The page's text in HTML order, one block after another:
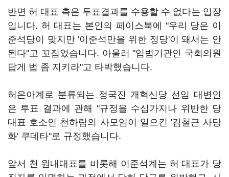
반면 허 대표 측은 투표결과를 수용할 수 없다는 입장
입니다. 허 대표는 본인의 페이스북에 "우리 당은 이
준석당이 맞지만 '이준석만을 위한 정당'이 돼서는 안
된다"고 꼬집었습니다. 아울러 "입법기관인 국회의원
답게 법 좀 지키라"고 타박했습니다.
허은아계로 분류되는 정국진 개혁신당 선임 대변인
은 투표 결과에 관해 "규정을 수십가지나 위반한 당
대표 호소인 천하람의 사모임이 일으킨 '김철근 사당
화' 쿠데타"로 규정했습니다.
앞서 천 원내대표를 비롯해 이준석계는 허 대표가 당